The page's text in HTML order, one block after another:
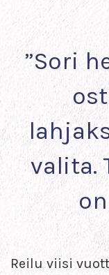
”Sori
valita.
Reilu viisi